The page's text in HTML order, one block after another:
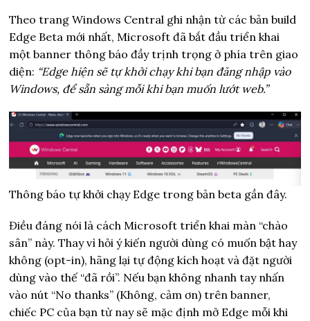
Theo trang Windows Central ghi nhận từ các bản build
Edge Beta mới nhất, Microsoft đã bắt đầu triển khai
một banner thông báo đầy trịnh trọng ở phía trên giao
diện: “Edge hiện sẽ tự khởi chạy khi bạn đăng nhập vào
Windows, để sẵn sàng mỗi khi bạn muốn lướt web.”
Thông báo tự khởi chạy Edge trong bản beta gần đây.
Điều đáng nói là cách Microsoft triển khai màn “chào
sân” này. Thay vì hỏi ý kiến người dùng có muốn bật hay
không (opt-in), hãng lại tự động kích hoạt và đặt người
dùng vào thế “đã rồi”. Nếu bạn không nhanh tay nhấn
vào nút “No thanks” (Không, cảm ơn) trên banner,
chiếc PC của bạn từ nay sẽ mặc định mở Edge mỗi khi